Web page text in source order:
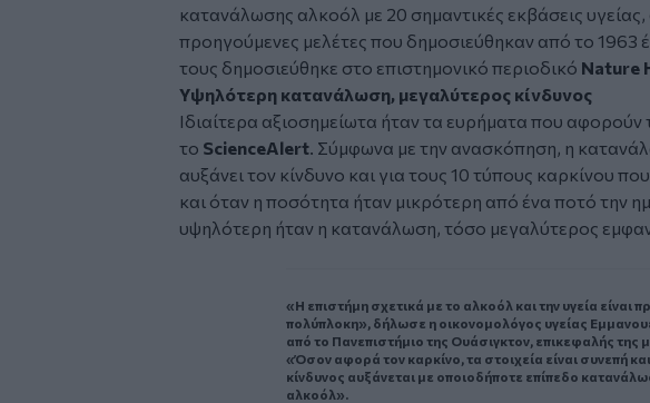
κατανάλωσης αλκοόλ με 20 σημαντικές εκβάσεις
προηγούμενες μελέτες που δημοσιεύθηκαν από το 1963
τους δημοσιεύθηκε στο επιστημονικό περιοδικό Nature
Υψηλότερη κατανάλωση, μεγαλύτερος κίνδυνος
Ιδιαίτερα αξιοσημείωτα ήταν τα ευρήματα που αφορούν
το ScienceAlert. Σύμφωνα με την ανασκόπηση, η
αυξάνει τον κίνδυνο και για τους 10 τύπους καρκίνου
και όταν η ποσότητα ήταν μικρότερη από ένα ποτό την
υψηλότερη ήταν η κατανάλωση, τόσο μεγαλύτερος
«Η επιστήμη σχετικά με το αλκοόλ και την υγεία είναι
πολύπλοκη», δήλωσε η οικονομολόγος υγείας
από το Πανεπιστήμιο της Ουάσιγκτον, επικεφαλής της
«Όσον αφορά τον καρκίνο, τα στοιχεία είναι συνεπή
κίνδυνος αυξάνεται με οποιοδήποτε επίπεδο
αλκοόλ».